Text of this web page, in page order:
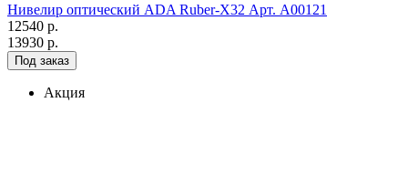
Нивелир оптический ADA Ruber-X32 Арт. А00121
12540 р.
13930 р.
Под заказ
Акция